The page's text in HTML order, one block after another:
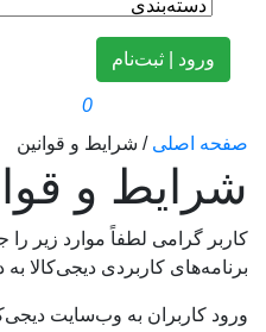
ورود | ثبت‌نام
صفحه اصلی/ شرایط و قوانین
شرایط و
کاربر گرامی لطفاً موارد زیر را
برنامه‌‏های کاربردی دیجی‌کالا به
ورود کاربران به وب‏‌سایت